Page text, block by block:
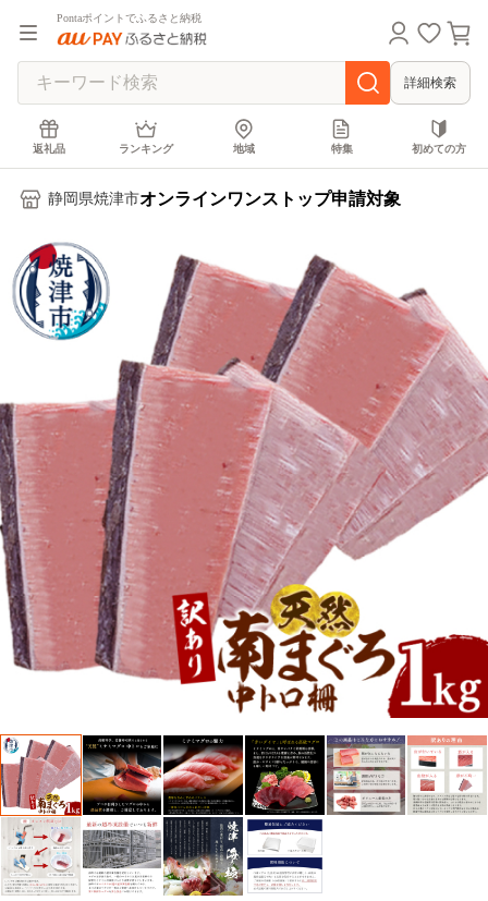
Pontaポイントでふるさと納税
詳細検索
返礼品 ランキング 地域 特集 初めての方
静岡県焼津市オンラインワンストップ申請対象